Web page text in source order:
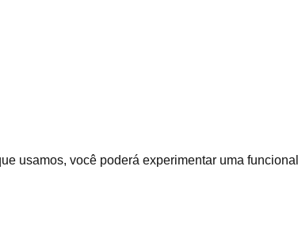
usamos, você poderá experimentar uma